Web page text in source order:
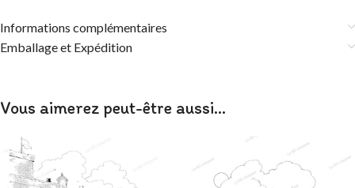
Informations complémentaires
Emballage et Expédition
Vous aimerez peut-être aussi…